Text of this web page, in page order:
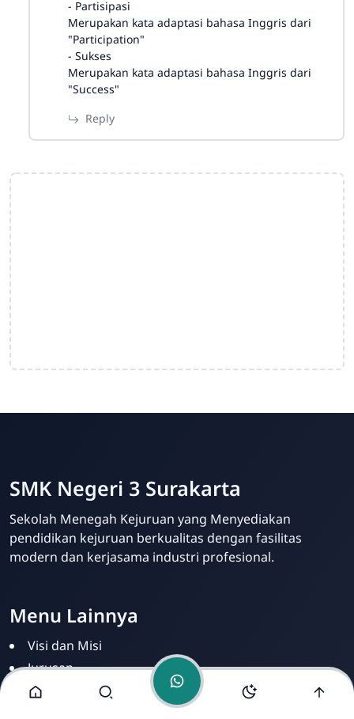
Admin Sekolah
- Partisipasi
Merupakan kata adaptasi bahasa Inggris dari
"Participation"
- Sukses
Merupakan kata adaptasi bahasa Inggris dari
"Success"
Reply
SMK Negeri 3 Surakarta
Sekolah Menegah Kejuruan yang Menyediakan
pendidikan kejuruan berkualitas dengan fasilitas
modern dan kerjasama industri profesional.
Menu Lainnya
Visi dan Misi
Jurusan
Ekstrakurikuler